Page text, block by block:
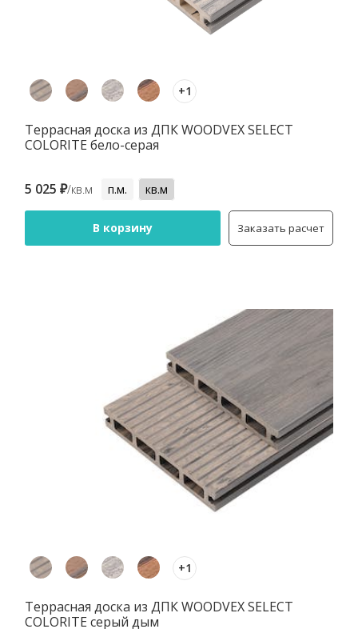
+1
Террасная доска из ДПК WOODVEX SELECT
COLORITE бело-серая
5 025 ₽/кв.м п.м. кв.м
В корзину Заказать расчет
+1
Террасная доска из ДПК WOODVEX SELECT
COLORITE серый дым